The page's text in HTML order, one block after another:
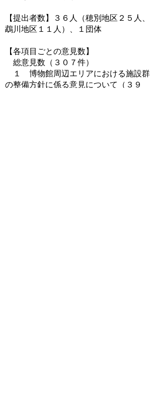
【提出者数】３６人（穂別地区２５人、
鵡川地区１１人）、１団体
【各項目ごとの意見数】
総意見数（３０７件）
１ 博物館周辺エリアにおける施設群
の整備方針に係る意見について（３９